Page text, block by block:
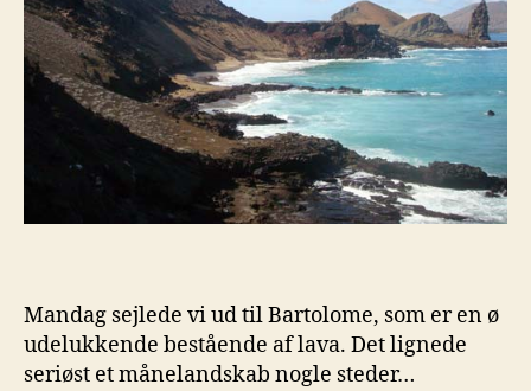
Mandag sejlede vi ud til Bartolome, som er en ø
udelukkende bestående af lava. Det lignede
seriøst et månelandskab nogle steder…